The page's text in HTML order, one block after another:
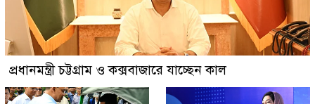
প্রধানমন্ত্রী চট্টগ্রাম ও কক্সবাজারে যাচ্ছেন কাল